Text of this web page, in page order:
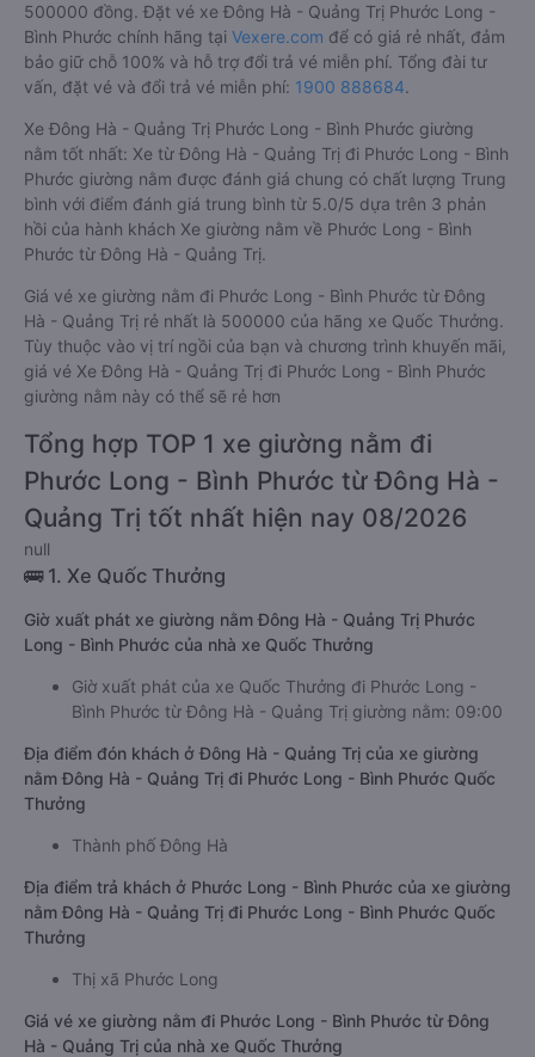
500000 đồng. Đặt vé xe Đông Hà - Quảng Trị Phước Long -
Bình Phước chính hãng tại Vexere.com để có giá rẻ nhất, đảm
bảo giữ chỗ 100% và hỗ trợ đổi trả vé miễn phí. Tổng đài tư
vấn, đặt vé và đổi trả vé miễn phí: 1900 888684.
Xe Đông Hà - Quảng Trị Phước Long - Bình Phước giường
nằm tốt nhất: Xe từ Đông Hà - Quảng Trị đi Phước Long - Bình
Phước giường nằm được đánh giá chung có chất lượng Trung
bình với điểm đánh giá trung bình từ 5.0/5 dựa trên 3 phản
hồi của hành khách Xe giường nằm về Phước Long - Bình
Phước từ Đông Hà - Quảng Trị.
Giá vé xe giường nằm đi Phước Long - Bình Phước từ Đông
Hà - Quảng Trị rẻ nhất là 500000 của hãng xe Quốc Thưởng.
Tùy thuộc vào vị trí ngồi của bạn và chương trình khuyến mãi,
giá vé Xe Đông Hà - Quảng Trị đi Phước Long - Bình Phước
giường nằm này có thể sẽ rẻ hơn
Tổng hợp TOP 1 xe giường nằm đi
Phước Long - Bình Phước từ Đông Hà -
Quảng Trị tốt nhất hiện nay 08/2026
null
🚌 1. Xe Quốc Thưởng
Giờ xuất phát xe giường nằm Đông Hà - Quảng Trị Phước
Long - Bình Phước của nhà xe Quốc Thưởng
Giờ xuất phát của xe Quốc Thưởng đi Phước Long -
Bình Phước từ Đông Hà - Quảng Trị giường nằm: 09:00
Địa điểm đón khách ở Đông Hà - Quảng Trị của xe giường
nằm Đông Hà - Quảng Trị đi Phước Long - Bình Phước Quốc
Thưởng
Thành phố Đông Hà
Địa điểm trả khách ở Phước Long - Bình Phước của xe giường
nằm Đông Hà - Quảng Trị đi Phước Long - Bình Phước Quốc
Thưởng
Thị xã Phước Long
Giá vé xe giường nằm đi Phước Long - Bình Phước từ Đông
Hà - Quảng Trị của nhà xe Quốc Thưởng